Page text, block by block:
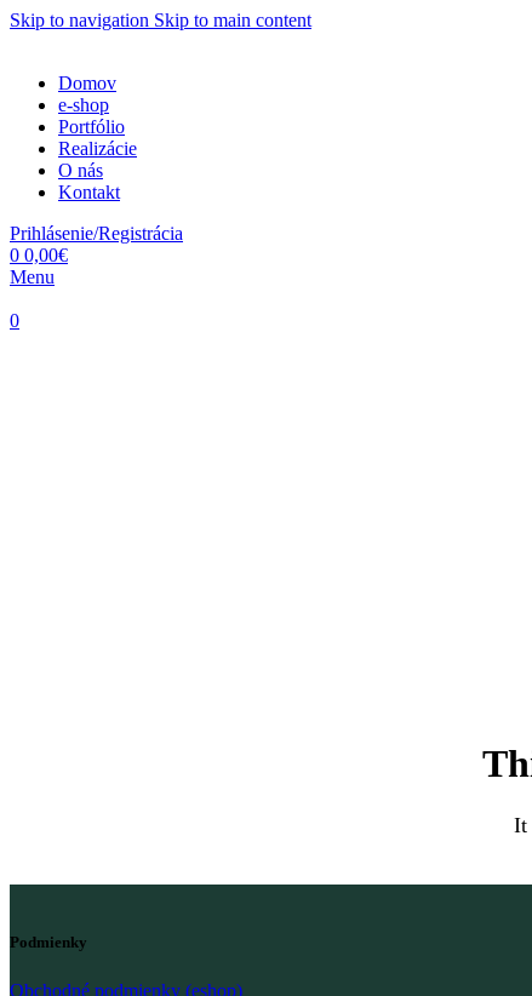
Skip to navigation Skip to main content
Domov
e-shop
Portfólio
Realizácie
O nás
Kontakt
Prihlásenie/Registrácia
0 0,00€
Menu
0
It
Podmienky
Obchodné podmienky (eshop)